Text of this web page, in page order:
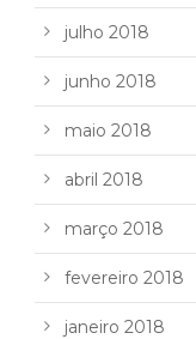
julho 2018
junho 2018
maio 2018
abril 2018
março 2018
fevereiro 2018
janeiro 2018